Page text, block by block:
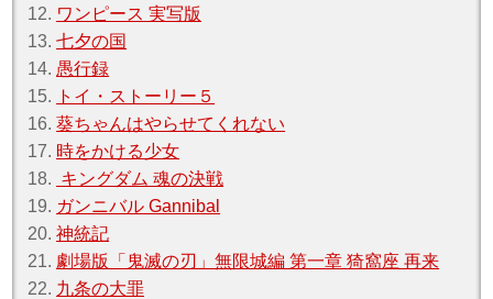
12. ワンピース 実写版
13.七夕の国
14. 愚行録
15.
トイ・ストーリー５
16.葵ちゃんはやらせてくれない
17. 時をかける少女
18. キングダム 魂の決戦
19. ガンニバル Gannibal
20.神統記
21. 劇場版「鬼滅の刃」無限城編 第一章 猗窩座 再来
22. 九条の大罪